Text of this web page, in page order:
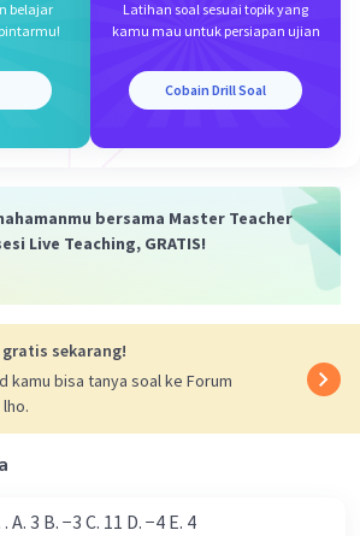
tersebut :
belajar
Latihan soal sesuai topik yang
kamu mau untuk persiapan ujian
Cobain Drill Soal
bersama Master Teacher
Live Teaching, GRATIS!
sekarang!
kamu bisa tanya soal ke Forum
Nilai dari |−7+4|=… A. 3 B. −3 C. 11 D. −4 E. 4